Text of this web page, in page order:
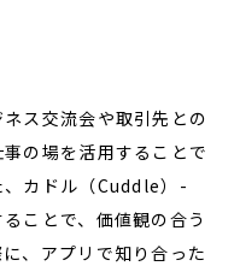
ス交流会や取引先との
の場を活用することで
、カドル（Cuddle）-
ことで、価値観の合う
、アプリで知り合った